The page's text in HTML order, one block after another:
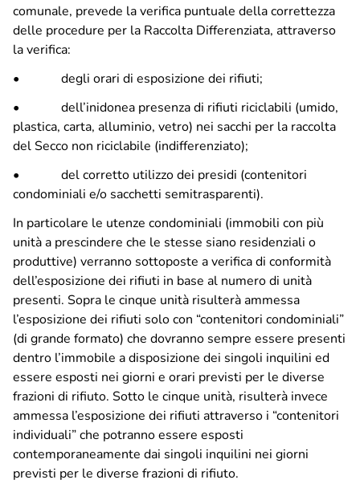
Raccolta differenziata
Porta a Porta – Pavia
Piattaforma Ecologica di Montebellino
Calendario utenze non domestiche – Centro storico e
Borgo Ticino
Soste, parcheggi e bicinstazione
Zone a sosta regolamentata
Parcheggio Navigli
Parcheggio Oberdan
Parcheggio Flarer
Bicinstazione
Decoro urbano
Nucleo intervento decoro
Spazzamento strade – Comune di Pavia
Piano neve – Comune di Pavia
Gestione verde
Archivio fotografico lavori effettuati
comunale, prevede la verifica puntuale della correttezza
delle procedure per la Raccolta Differenziata, attraverso
la verifica:
• degli orari di esposizione dei rifiuti;
• dell’inidonea presenza di rifiuti riciclabili (umido,
plastica, carta, alluminio, vetro) nei sacchi per la raccolta
del Secco non riciclabile (indifferenziato);
• del corretto utilizzo dei presidi (contenitori
condominiali e/o sacchetti semitrasparenti).
In particolare le utenze condominiali (immobili con più
unità a prescindere che le stesse siano residenziali o
produttive) verranno sottoposte a verifica di conformità
dell’esposizione dei rifiuti in base al numero di unità
presenti. Sopra le cinque unità risulterà ammessa
l’esposizione dei rifiuti solo con “contenitori condominiali”
(di grande formato) che dovranno sempre essere presenti
dentro l’immobile a disposizione dei singoli inquilini ed
essere esposti nei giorni e orari previsti per le diverse
frazioni di rifiuto. Sotto le cinque unità, risulterà invece
ammessa l’esposizione dei rifiuti attraverso i “contenitori
individuali” che potranno essere esposti
contemporaneamente dai singoli inquilini nei giorni
previsti per le diverse frazioni di rifiuto.